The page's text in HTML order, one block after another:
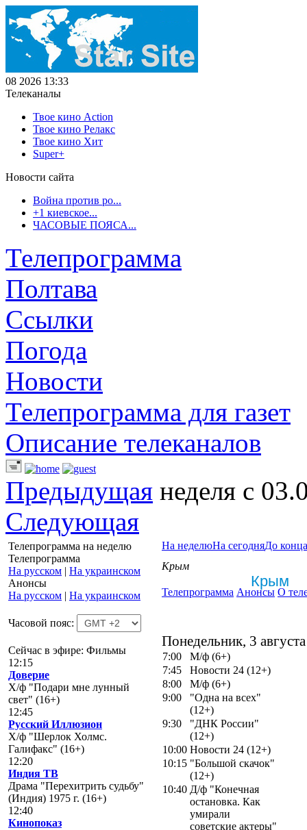
08 2026 13:33
Телеканалы
Твое кино Action
Твое кино Релакс
Твое кино Хит
Super+
Новости сайта
Война против ро...
+1 киевское...
ЧАСОВЫЕ ПОЯСА...
Телепрограмма
Полтава
Ссылки
Погода
Новости
Телепрограмма для газет
Описание телеканалов
Предыдущая неделя с
Следующая
Телепрограмма на неделю
Телепрограмма
На русском | На украинском
Анонсы
На русском | На украинском
Часовой пояс:
Сейчас в эфире: Фильмы
12:15
Доверие
Х/ф "Подари мне лунный
свет" (16+)
12:45
Русский Иллюзион
Х/ф "Шерлок Холмс.
Галифакс" (16+)
12:20
Индия ТВ
Драма "Перехитрить судьбу"
(Индия) 1975 г. (16+)
12:40
Кинопоказ
На неделюНа сегодняДо
Крым
Крым
Телепрограмма Анонсы О
Понедельник, 3 августа
7:00
М/ф (6+)
7:45
Новости 24 (12+)
8:00
М/ф (6+)
9:00
"Одна на всех"
(12+)
9:30
"ДНК России"
(12+)
10:00 Новости 24 (12+)
10:15 "Большой скачок"
(12+)
10:40 Д/ф "Конечная
остановка. Как
умирали
советские актеры"